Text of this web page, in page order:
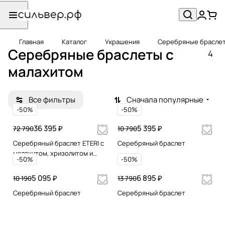
Главная Каталог Украшения Серебряные
Серебряные браслеты с
малахитом
4
Все фильтры Сначала популярные
-50%
36 395 ₽
72 790
Серебряный браслет ETERI с
малахитом, хризолитом и
цитрином
-50%
5 395 ₽
10 790
Серебряный браслет
-50%
5 095 ₽
10 190
Серебряный браслет
-50%
6 895 ₽
13 790
Серебряный браслет